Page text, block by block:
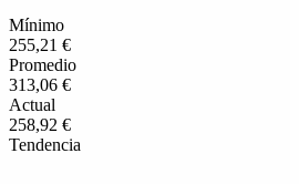
Mínimo
255,21 €
Promedio
313,06 €
Actual
258,92 €
Tendencia